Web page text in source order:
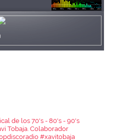
de los 70's - 80's - 90's
Tobaja. Colaborador
#xavitobaja